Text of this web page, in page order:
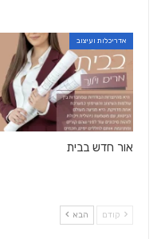
אדריכלות ועיצוב
אור חדש בבית
קודם הבא